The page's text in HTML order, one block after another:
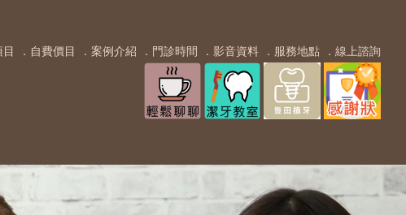
目 ．自費價目 ．案例介紹 ．門診時間 ．影音資料 ．服務地點 ．線上諮詢